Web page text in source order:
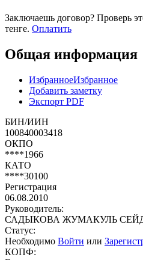
Заключаешь договор? Проверь
тенге. Оплатить
Общая информация
ИзбранноеИзбранное
Добавить заметку
Экспорт PDF
БИН/ИИН
100840003418
ОКПО
****1966
КАТО
****30100
Регистрация
06.08.2010
Руководитель:
САДЫКОВА ЖУМАКУЛЬ
Статус:
Необходимо Войти или
КОПФ: